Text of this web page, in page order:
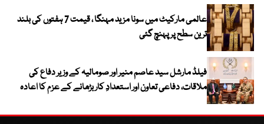
عالمی مارکیٹ میں سونا مزید مہنگا ، قیمت 7 ہفتوں کی بلند
ترین سطح پر پہنچ گئی
فیلڈ مارشل سید عاصم منیر اور صومالیہ کے وزیر دفاع کی
ملاقات، دفاعی تعاون اور استعدادِ کار بڑھانے کے عزم کا اعادہ